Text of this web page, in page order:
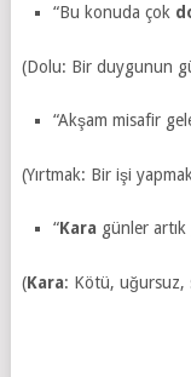
“Bu konuda çok
(Dolu: Bir duygunun
“Akşam misafir
(Yırtmak: Bir işi
“Kara günler artık
(Kara: Kötü, uğursuz,